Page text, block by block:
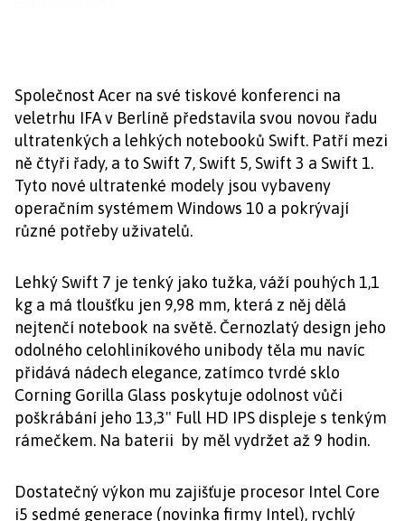
Společnost Acer na své tiskové konferenci na
veletrhu IFA v Berlíně představila svou novou řadu
ultratenkých a lehkých notebooků Swift. Patří mezi
ně čtyři řady, a to Swift 7, Swift 5, Swift 3 a Swift 1.
Tyto nové ultratenké modely jsou vybaveny
operačním systémem Windows 10 a pokrývají
různé potřeby uživatelů.
Lehký Swift 7 je tenký jako tužka, váží pouhých 1,1
kg a má tloušťku jen 9,98 mm, která z něj dělá
nejtenčí notebook na světě. Černozlatý design jeho
odolného celohliníkového unibody těla mu navíc
přidává nádech elegance, zatímco tvrdé sklo
Corning Gorilla Glass poskytuje odolnost vůči
poškrábání jeho 13,3" Full HD IPS displeje s tenkým
rámečkem. Na baterii by měl vydržet až 9 hodin.
Dostatečný výkon mu zajišťuje procesor Intel Core
i5 sedmé generace (novinka firmy Intel), rychlý